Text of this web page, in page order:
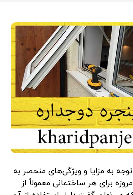
توجه به مزایا و ویژگی‌های منحصر به
برای هر ساختمانی معمولاً از